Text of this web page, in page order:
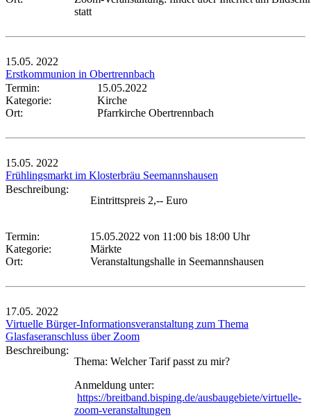
statt
15.05. 2022
Erstkommunion in Obertrennbach
Termin:
15.05.2022
Kategorie:
Kirche
Ort:
Pfarrkirche Obertrennbach
15.05. 2022
Frühlingsmarkt im Klosterbräu Seemannshausen
Beschreibung:
Eintrittspreis 2,-- Euro
Termin: 15.05.2022 von 11:00 bis 18:00 Uhr
Kategorie:
Märkte
Ort:
Veranstaltungshalle in Seemannshausen
17.05. 2022
Virtuelle Bürger-Informationsveranstaltung zum Thema
Glasfaseranschluss über Zoom
Beschreibung:
Thema: Welcher Tarif passt zu mir?
Anmeldung unter:
https://breitband.bisping.de/ausbaugebiete/virtuelle-
zoom-veranstaltungen